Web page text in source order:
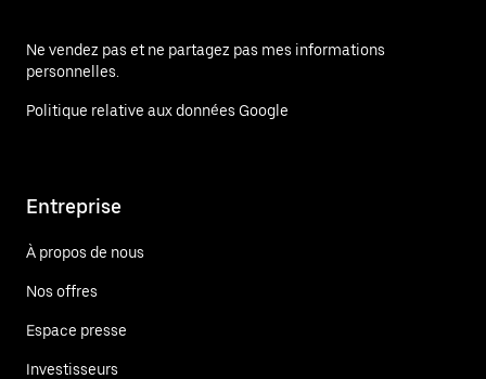
Ne vendez pas et ne partagez pas mes informations
personnelles.
Politique relative aux données Google
Entreprise
À propos de nous
Nos offres
Espace presse
Investisseurs